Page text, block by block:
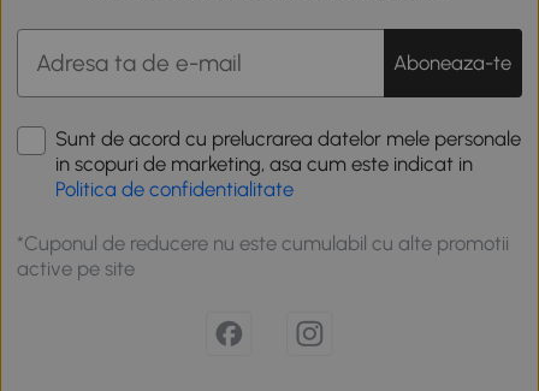
Aboneaza-te
Sunt de acord cu prelucrarea datelor mele personale
in scopuri de marketing, asa cum este indicat in
Politica de confidentialitate
*Cuponul de reducere nu este cumulabil cu alte promotii
active pe site